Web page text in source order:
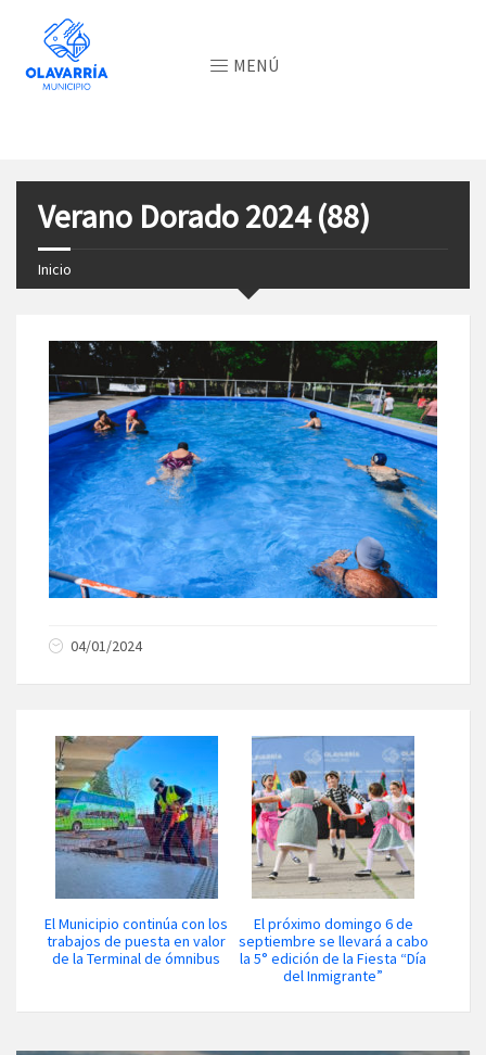
MENÚ
Verano Dorado 2024 (88)
Inicio
04/01/2024
El Municipio continúa con los
trabajos de puesta en valor
de la Terminal de ómnibus
El próximo domingo 6 de
septiembre se llevará a cabo
la 5° edición de la Fiesta “Día
del Inmigrante”